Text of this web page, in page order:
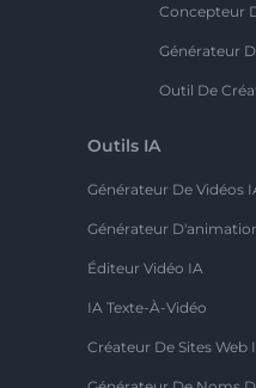
Concepteur
Générateur
Outil De
Outils IA
Générateur De Vidéos
Générateur
Éditeur Vidéo IA
IA Texte-À-Vidéo
Créateur De Sites Web